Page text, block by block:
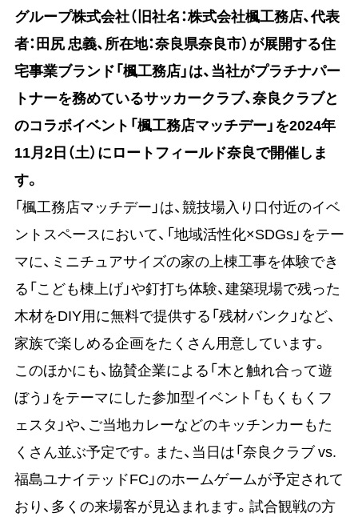
グループ株式会社（旧社名：株式会社楓工務店、代表
者：田尻 忠義、所在地：奈良県奈良市）が展開する住
宅事業ブランド「楓工務店」は、当社がプラチナパー
トナーを務めているサッカークラブ、奈良クラブと
のコラボイベント「楓工務店マッチデー」を2024年
11月2日（土）にロートフィールド奈良で開催しま
す。
「楓工務店マッチデー」は、競技場入り口付近のイベ
ントスペースにおいて、「地域活性化×SDGs」をテー
マに、ミニチュアサイズの家の上棟工事を体験でき
る「こども棟上げ」や釘打ち体験、建築現場で残った
木材をDIY用に無料で提供する「残材バンク」など、
家族で楽しめる企画をたくさん用意しています。
このほかにも、協賛企業による「木と触れ合って遊
ぼう」をテーマにした参加型イベント「もくもくフ
ェスタ」や、ご当地カレーなどのキッチンカーもた
くさん並ぶ予定です。また、当日は「奈良クラブ vs.
福島ユナイテッドFC」のホームゲームが予定されて
おり、多くの来場客が見込まれます。試合観戦の方